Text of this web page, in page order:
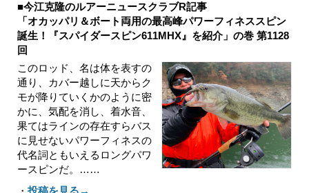
■今江克隆のルアーニュースクラブR記事
「オカッパリ＆ボート両用の最高峰パワーフィネススピン
誕生！『スパイダースピン611MHX』を紹介」の巻 第1128
回
このロッド、名は体を表すの
通り、カバー越しに天からク
モが降りていくかのように密
かに、気配を消し、着水音、
果てはラインの存在すらバス
に見せないパワーフィネスの
代名詞ともいえるロングパワ
ースピンだ。……